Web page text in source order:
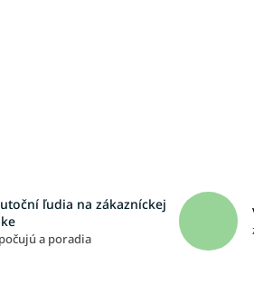
ľudia na zákazníckej
a poradia